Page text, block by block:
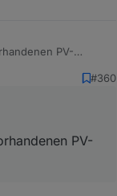
PV-
#360
PV-